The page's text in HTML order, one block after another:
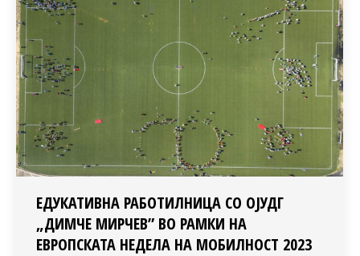
ЕДУКАТИВНА РАБОТИЛНИЦА СО ОЈУДГ
„ДИМЧЕ МИРЧЕВ” ВО РАМКИ НА
ЕВРОПСКАТА НЕДЕЛА НА МОБИЛНОСТ 2023